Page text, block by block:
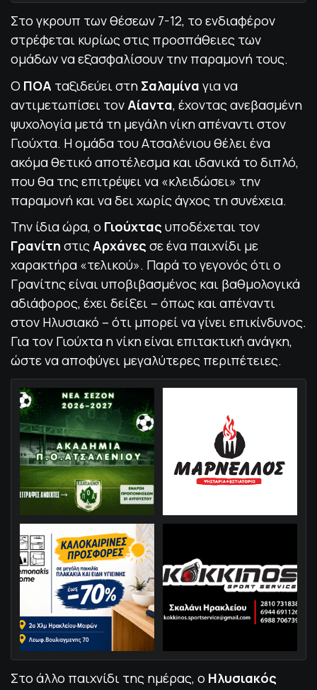
Στο γκρουπ των θέσεων 7-12, το ενδιαφέρον
στρέφεται κυρίως στις προσπάθειες των
ομάδων να εξασφαλίσουν την παραμονή τους.
Ο ΠΟΑ ταξιδεύει στη Σαλαμίνα για να
αντιμετωπίσει τον Αίαντα, έχοντας ανεβασμένη
ψυχολογία μετά τη μεγάλη νίκη απέναντι στον
Γιούχτα. Η ομάδα του Ατσαλένιου θέλει ένα
ακόμα θετικό αποτέλεσμα και ιδανικά το διπλό,
που θα της επιτρέψει να «κλειδώσει» την
παραμονή και να δει χωρίς άγχος τη συνέχεια.
Την ίδια ώρα, ο Γιούχτας υποδέχεται τον
Γρανίτη στιςΑρχάνες σε ένα παιχνίδι με
χαρακτήρα «τελικού». Παρά το γεγονός ότι ο
Γρανίτης είναι υποβιβασμένος και βαθμολογικά
αδιάφορος, έχει δείξει – όπως και απέναντι
στον Ηλυσιακό – ότι μπορεί να γίνει επικίνδυνος.
Για τον Γιούχτα η νίκη είναι επιτακτική ανάγκη,
ώστε να αποφύγει μεγαλύτερες περιπέτειες.
Στο άλλο παιχνίδι της ημέρας, ο Ηλυσιακός